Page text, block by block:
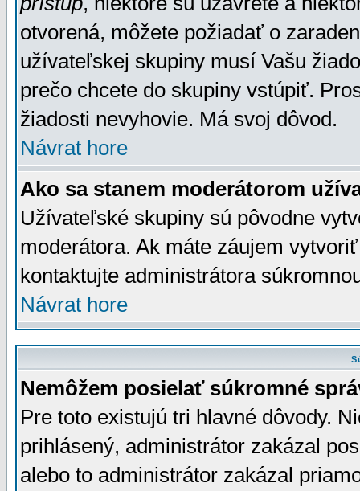
otvorená, môžete požiadať o
užívateľskej skupiny musí Vašu
prečo chcete do skupiny vstúpiť.
žiadosti nevyhovie. Má svoj dôvod.
Návrat hore
Ako sa stanem moderátorom
Užívateľské skupiny sú pôvodne
moderátora. Ak máte záujem
kontaktujte administrátora
Návrat hore
Nemôžem posielať súkromné
Pre toto existujú tri hlavné dôvody.
prihlásený, administrátor zakázal
alebo to administrátor zakázal